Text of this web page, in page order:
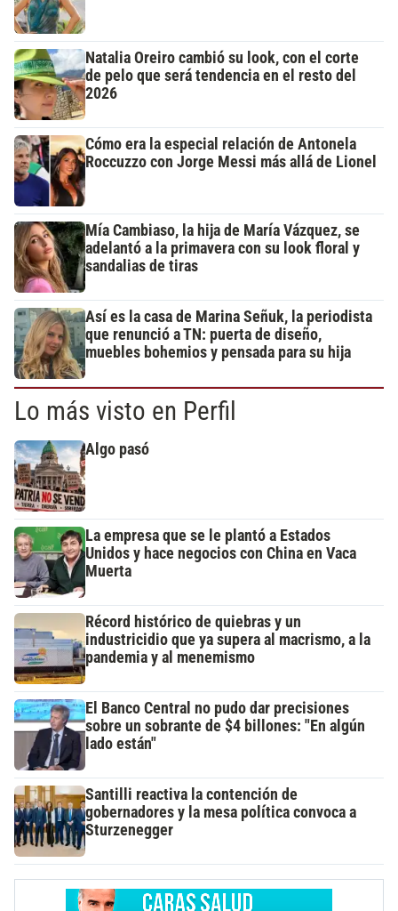
Natalia Oreiro cambió su look, con el corte
de pelo que será tendencia en el resto del
2026
Cómo era la especial relación de Antonela
Roccuzzo con Jorge Messi más allá de Lionel
Mía Cambiaso, la hija de María Vázquez, se
adelantó a la primavera con su look floral y
sandalias de tiras
Así es la casa de Marina Señuk, la periodista
que renunció a TN: puerta de diseño,
muebles bohemios y pensada para su hija
Lo más visto en Perfil
Algo pasó
La empresa que se le plantó a Estados
Unidos y hace negocios con China en Vaca
Muerta
Récord histórico de quiebras y un
industricidio que ya supera al macrismo, a la
pandemia y al menemismo
El Banco Central no pudo dar precisiones
sobre un sobrante de $4 billones: "En algún
lado están"
Santilli reactiva la contención de
gobernadores y la mesa política convoca a
Sturzenegger